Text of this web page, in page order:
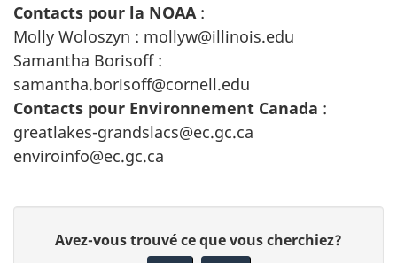
Contacts pour la NOAA:
Molly Woloszyn : mollyw@illinois.edu
Samantha Borisoff :
samantha.borisoff@cornell.edu
Contacts pour Environnement Canada :
greatlakes-grandslacs@ec.gc.ca
enviroinfo@ec.gc.ca
Avez-vous trouvé ce que vous cherchiez?